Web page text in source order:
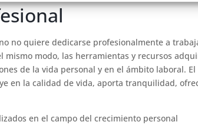
no quiere dedicarse profesionalmente a
mismo modo, las herramientas y recursos
de la vida personal y en el ámbito laboral. El
en la calidad de vida, aporta tranquilidad,
en el campo del crecimiento personal